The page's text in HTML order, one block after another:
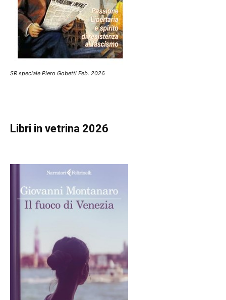
SR speciale Piero Gobetti Feb. 2026
Libri in vetrina 2026